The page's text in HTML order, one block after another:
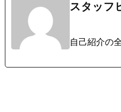
スタッフ
自己紹介の